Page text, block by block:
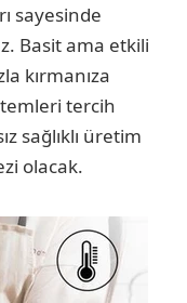
sayesinde
Basit ama etkili
kırmanıza
tercih
sağlıklı üretim
olacak.